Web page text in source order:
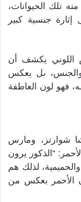
تلك الحيوانات،
جنسية كبير
اللوني يكشف أن
والجنس، بل يعكس
فهو لون العاطفة
شوارتز، ومارس
“الذكور يرون
لذلك هم
الأحمر بعكس من